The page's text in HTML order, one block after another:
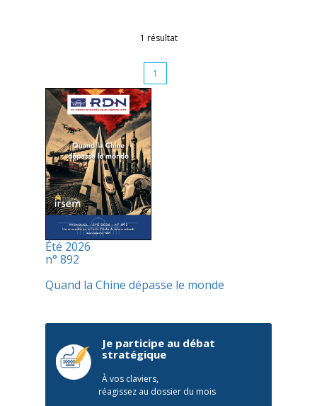
1 résultat
1
Été 2026
n° 892
Quand la Chine dépasse le monde
Je participe au débat
stratégique
À vos claviers,
réagissez au dossier du mois